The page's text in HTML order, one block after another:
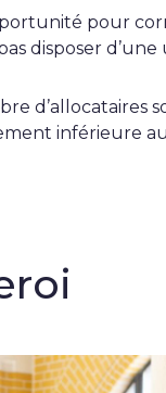
pour
disposer d’une
d’allocataires
inférieure